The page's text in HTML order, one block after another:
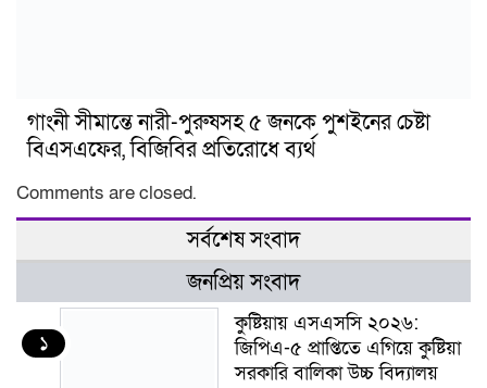
গাংনী সীমান্তে নারী-পুরুষসহ ৫ জনকে পুশইনের চেষ্টা
বিএসএফের, বিজিবির প্রতিরোধে ব্যর্থ
Comments are closed.
সর্বশেষ সংবাদ
জনপ্রিয় সংবাদ
১
কুষ্টিয়ায় এসএসসি ২০২৬:
জিপিএ-৫ প্রাপ্তিতে এগিয়ে কুষ্টিয়া
সরকারি বালিকা উচ্চ বিদ্যালয়